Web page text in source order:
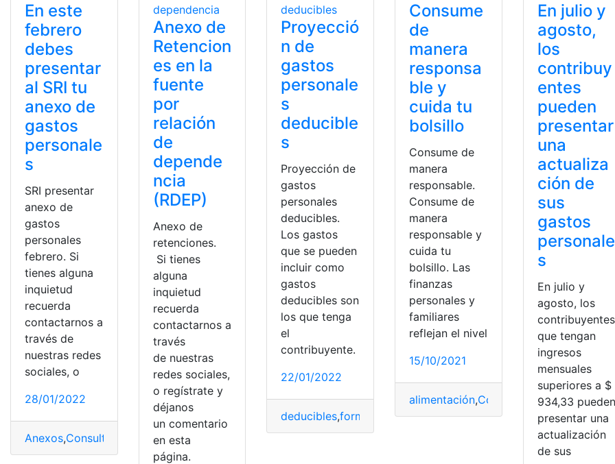
En este
febrero
debes
presentar
al SRI tu
anexo de
gastos
personale
s
SRI presentar
anexo de
gastos
personales
febrero. Si
tienes alguna
inquietud
recuerda
contactarnos a
través de
nuestras redes
sociales, o
28/01/2022
Anexos,Consultas Ecuador, gastos
Anexo de
Retencion
es en la
fuente
por
relación
de
depende
ncia
(RDEP)
Anexo de
retenciones.
Si tienes
alguna
inquietud
recuerda
contactarnos a
través
de nuestras
redes sociales,
o regístrate y
déjanos
un comentario
en esta
página.
Proyecció
n de
gastos
personale
s
deducible
s
Proyección de
gastos
personales
deducibles.
Los gastos
que se pueden
incluir como
gastos
deducibles son
los que tenga
el
contribuyente.
22/01/2022
deducibles,formularios,gastos,Gastos Deducibles ,Gastos
Consume
de
manera
responsa
ble y
cuida tu
bolsillo
Consume de
manera
responsable.
Consume de
manera
responsable y
cuida tu
bolsillo. Las
finanzas
personales y
familiares
reflejan el nivel
15/10/2021
alimentación,Consejos consumo ,costo,
En julio y
agosto,
los
contribuy
entes
pueden
presentar
una
actualiza
ción de
sus
gastos
personale
s
En julio y
agosto, los
contribuyentes
que tengan
ingresos
mensuales
superiores a $
934,33 pueden
presentar una
actualización
de sus